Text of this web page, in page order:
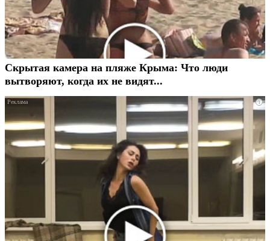
Скрытая камера на пляже Крыма: Что люди
вытворяют, когда их не видят...
i